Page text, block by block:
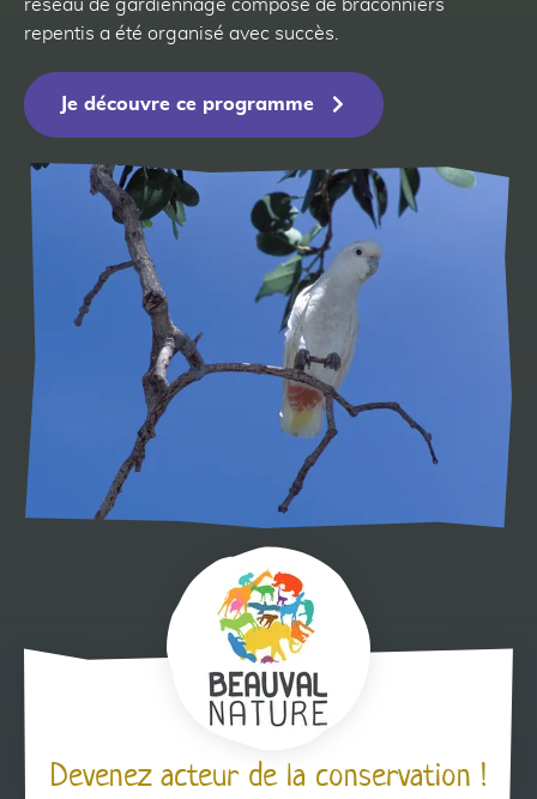
réseau de gardiennage composé de braconniers
repentis a été organisé avec succès.
Je découvre ce programme
Devenez acteur de la conservation !
24